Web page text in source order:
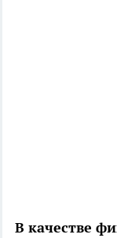
В качестве